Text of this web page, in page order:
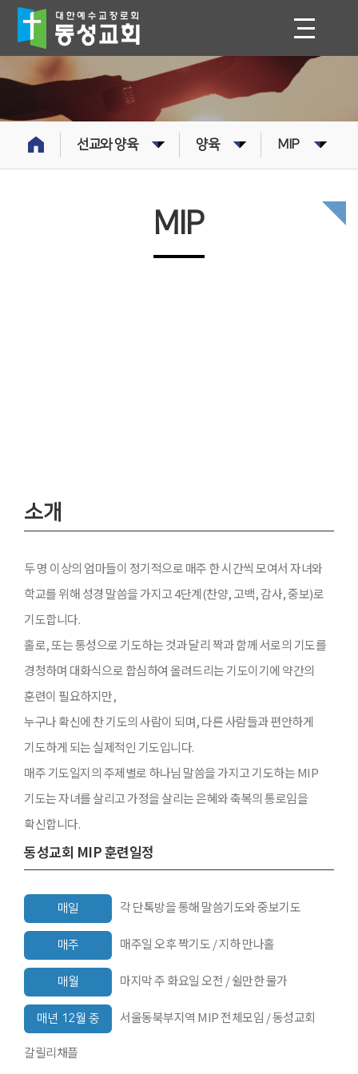
선교와 양육 양육 MIP
MIP
소개
두 명 이상의 엄마들이 정기적으로 매주 한 시간씩 모여서 자녀와
학교를 위해 성경 말씀을 가지고 4단계(찬양, 고백, 감사, 중보)로
기도합니다.
홀로, 또는 통성으로 기도하는 것과 달리 짝과 함께 서로의 기도를
경청하며 대화식으로 합심하여 올려드리는 기도이기에 약간의
훈련이 필요하지만,
누구나 확신에 찬 기도의 사람이 되며, 다른 사람들과 편안하게
기도하게 되는 실제적인 기도입니다.
매주 기도일지의 주제별로 하나님 말씀을 가지고 기도하는 MIP
기도는 자녀를 살리고 가정을 살리는 은혜와 축복의 통로임을
확신합니다.
동성교회 MIP 훈련일정
매일 각 단톡방을 통해 말씀기도와 중보기도
매주 매주일 오후 짝기도 / 지하 만나홀
매월 마지막 주 화요일 오전 / 쉴만한 물가
매년 12월 중 서울동북부지역 MIP 전체모임 / 동성교회
갈릴리채플